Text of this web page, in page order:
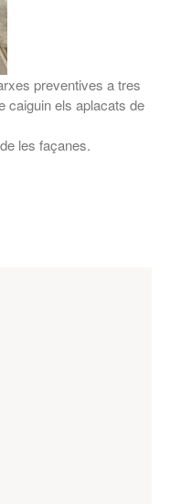
preventives a tres
caiguin els aplacats de
les façanes.